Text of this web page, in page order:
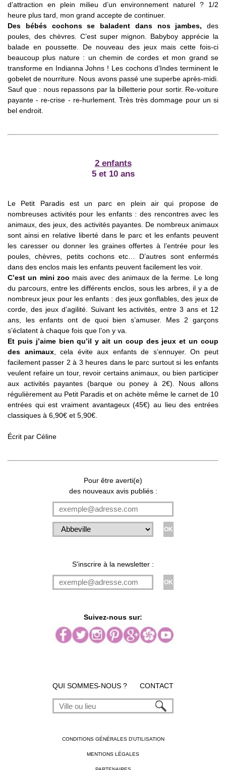
d’attraction en plein milieu d’un environnement naturel ? 1/2
heure plus tard, mon grand accepte de continuer.
Des bébés cochons se baladent dans nos jambes, des
poules, des chèvres. C’est super mignon. Babyboy apprécie la
balade en poussette. De nouveau des jeux mais cette fois-ci
beaucoup plus nature : un chemin de cordes et mon grand se
transforme en Indianna Johns ! Les cochons d’Indes terminent le
gobelet de nourriture. Nous avons passé une superbe après-midi.
Sauf que : nous repassons par la billetterie pour sortir. Re-voiture
payante - re-crise - re-hurlement. Très très dommage pour un si
bel endroit.
2 enfants
5 et 10 ans
Le Petit Paradis est un parc en plein air qui propose de
nombreuses activités pour les enfants : des rencontres avec les
animaux, des jeux, des activités payantes. De nombreux animaux
sont ainsi en relative liberté dans le parc et les enfants peuvent
les caresser ou donner les graines offertes à l’entrée pour les
poules, chèvres, petits cochons etc… D’autres sont enfermés
dans des enclos mais les enfants peuvent facilement les voir.
C’est un mini zoo mais avec des animaux de la ferme. Le long
du parcours, entre les différents enclos, sous les arbres, il y a de
nombreux jeux pour les enfants : des jeux gonflables, des jeux de
corde, des jeux d’agilité. Suivant les activités, entre 3 ans et 12
ans, les enfants ont de quoi bien s’amuser. Mes 2 garçons
s’éclatent à chaque fois que l’on y va.
Et puis j’aime bien qu’il y ait un coup des jeux et un coup
des animaux, cela évite aux enfants de s’ennuyer. On peut
facilement passer 2 à 3 heures dans le parc surtout si les enfants
veulent refaire un tour, revoir certains animaux, ou bien participer
aux activités payantes (barque ou poney à 2€). Nous allons
régulièrement au Petit Paradis et on achète même le carnet de 10
entrées qui est vraiment avantageux (45€) au lieu des entrées
classiques à 6,90€ et 5,90€.
Écrit par Céline
Pour être averti(e)
des nouveaux avis publiés :
S'inscrire à la newsletter :
Suivez-nous sur:
QUI SOMMES-NOUS ? CONTACT
CONDITIONS GÉNÉRALES D'UTILISATION
MENTIONS LÉGALES